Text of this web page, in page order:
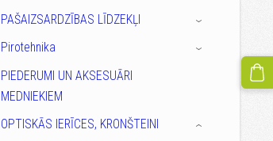
PAŠAIZSARDZĪBAS LĪDZEKĻI
›
Pirotehnika ›
PIEDERUMI UN AKSESUĀRI
MEDNIEKIEM
OPTISKĀS IERĪCES, KRONŠTEINI
›